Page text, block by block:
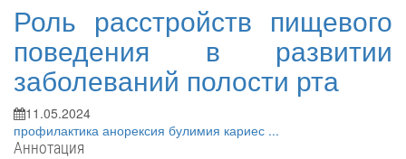
Роль расстройств пищевого
поведения в развитии
заболеваний полости рта
11.05.2024
профилактика анорексия булимия кариес ...
Аннотация